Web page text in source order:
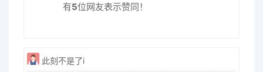
有5位网友表示赞同！
此刻不是了i